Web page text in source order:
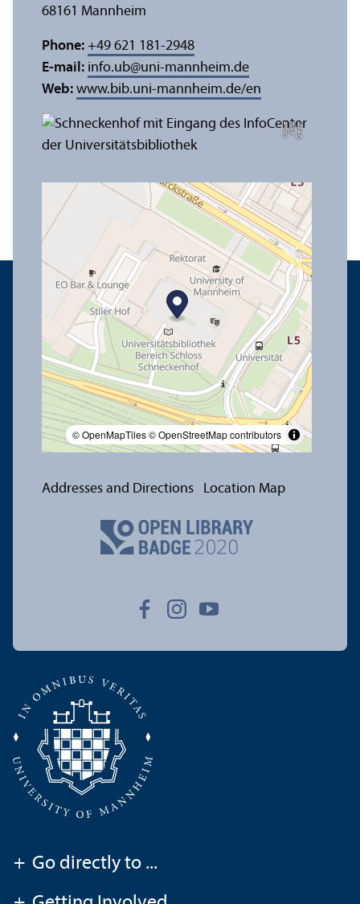
C
r
e
di
t:
A
n
n
a
L
o
g
u
e
© OpenMapTiles© OpenStreetMap contributors
68161 Mannheim
Phone: +49 621 181-2948
E-mail: info.ub@uni-mannheim.de
Web: www.bib.uni-mannheim.de/en
Addresses and Directions Location Map
+ Go directly to ...